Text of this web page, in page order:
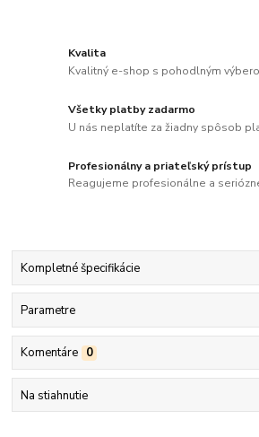
Kvalita
Kvalitný e-shop s pohodlným
Všetky platby zadarmo
U nás neplatíte za žiadny spôsob
Profesionálny a priateľský prístup
Reagujeme profesionálne a
Kompletné špecifikácie
Parametre
Komentáre 0
Na stiahnutie